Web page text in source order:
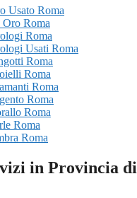
Usato Roma
Oro Roma
Roma
Usati Roma
Roma
Roma
Roma
Roma
Roma
Roma
Roma
in Provincia di